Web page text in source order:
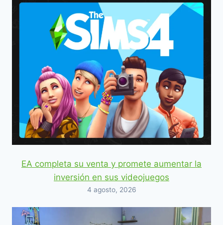
EA completa su venta y promete aumentar la
inversión en sus videojuegos
4 agosto, 2026